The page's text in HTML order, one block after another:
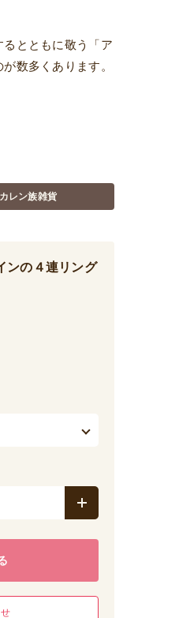
とともに敬う「ア
数多くあります。
カレン族雑貨
ンの４連リング